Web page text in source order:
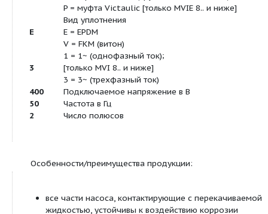
Применение:
Водоснабжение и повышение давления
Системы пожаротушения
Подача воды в котлы
Промышленные циркуляционные системы
Производственные технологии
Контуры циркуляции охлаждающей воды